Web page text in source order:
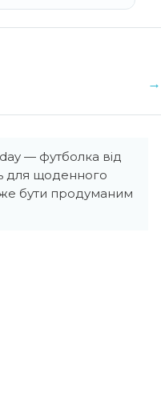
— футболка від
для щоденного
бути продуманим